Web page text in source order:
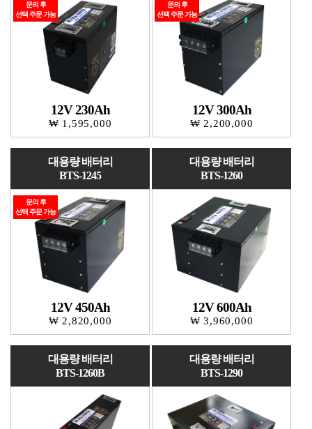
문의 후
선택 주문 가능
12V 230Ah
₩ 1,595,000
문의 후
선택 주문 가능
12V 300Ah
₩ 2,200,000
대용량 배터리
BTS-1245
문의 후
선택 주문 가능
12V 450Ah
₩ 2,820,000
대용량 배터리
BTS-1260
12V 600Ah
₩ 3,960,000
대용량 배터리
BTS-1260B
대용량 배터리
BTS-1290